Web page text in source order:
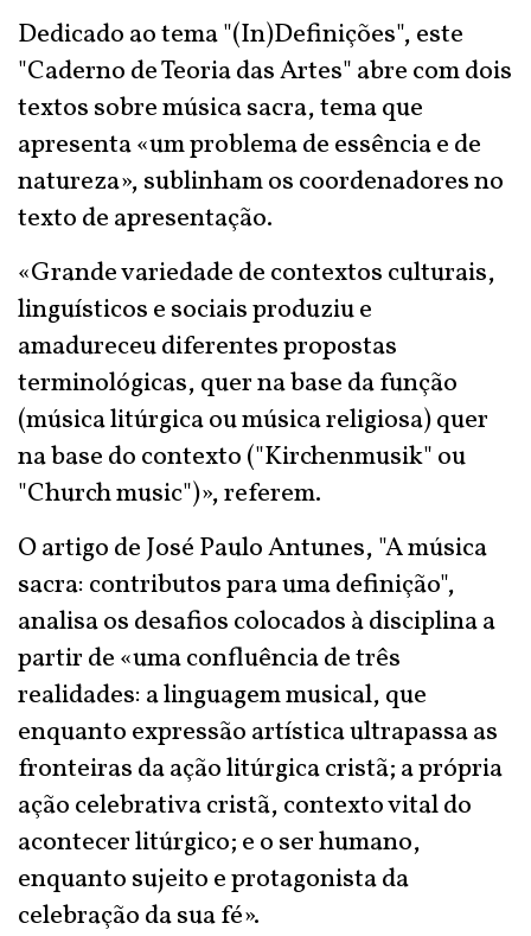
Dedicado ao tema "(In)Definições", este
"Caderno de Teoria das Artes" abre com dois
textos sobre música sacra, tema que
apresenta «um problema de essência e de
natureza», sublinham os coordenadores no
texto de apresentação.
«Grande variedade de contextos culturais,
linguísticos e sociais produziu e
amadureceu diferentes propostas
terminológicas, quer na base da função
(música litúrgica ou música religiosa) quer
na base do contexto ("Kirchenmusik" ou
"Church music")», referem.
O artigo de José Paulo Antunes, "A música
sacra: contributos para uma definição",
analisa os desafios colocados à disciplina a
partir de «uma confluência de três
realidades: a linguagem musical, que
enquanto expressão artística ultrapassa as
fronteiras da ação litúrgica cristã; a própria
ação celebrativa cristã, contexto vital do
acontecer litúrgico; e o ser humano,
enquanto sujeito e protagonista da
celebração da sua fé».